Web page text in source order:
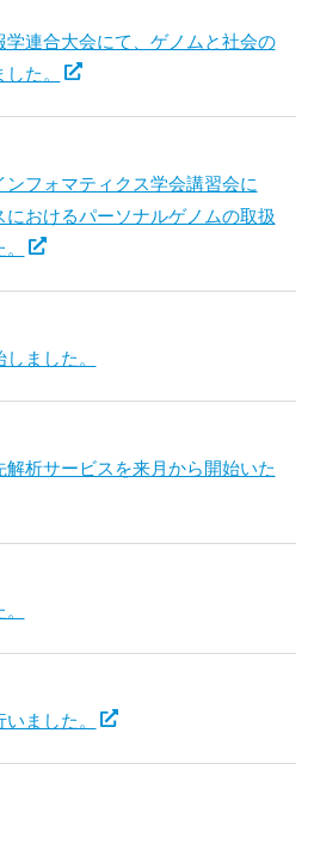
連合大会にて、ゲノムと社会の
た。
フォマティクス学会講習会に
おけるパーソナルゲノムの取扱
ました。
析サービスを来月から開始いた
ました。